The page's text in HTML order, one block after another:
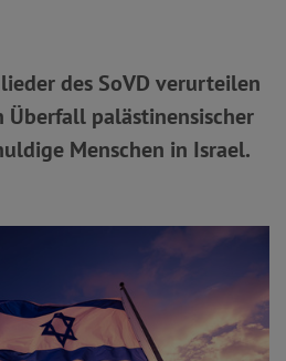
des SoVD verurteilen
Überfall palästinensischer
Menschen in Israel.